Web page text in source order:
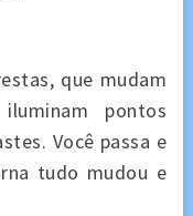
que mudam
pontos
Você passa e
tudo mudou e